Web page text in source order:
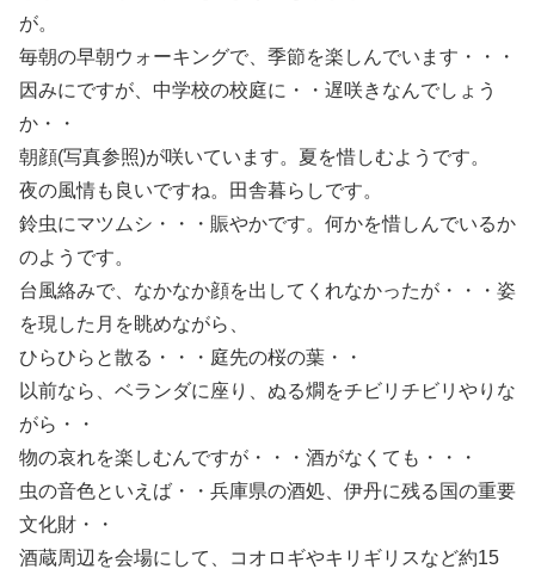
が。
毎朝の早朝ウォーキングで、季節を楽しんでいます・・・
因みにですが、中学校の校庭に・・遅咲きなんでしょう
か・・
朝顔(写真参照)が咲いています。夏を惜しむようです。
夜の風情も良いですね。田舎暮らしです。
鈴虫にマツムシ・・・賑やかです。何かを惜しんでいるか
のようです。
台風絡みで、なかなか顔を出してくれなかったが・・・姿
を現した月を眺めながら、
ひらひらと散る・・・庭先の桜の葉・・
以前なら、ベランダに座り、ぬる燗をチビリチビリやりな
がら・・
物の哀れを楽しむんですが・・・酒がなくても・・・
虫の音色といえば・・兵庫県の酒処、伊丹に残る国の重要
文化財・・
酒蔵周辺を会場にして、コオロギやキリギリスなど約15